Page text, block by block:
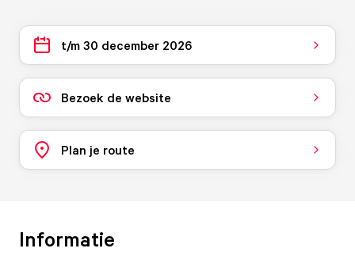
t/m 30 december 2026
Bezoek de website
Plan je route
Informatie